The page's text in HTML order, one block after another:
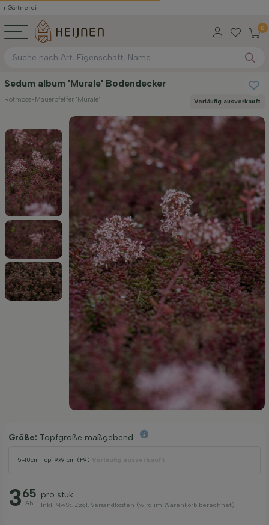
0
Sedum album 'Murale' Bodendecker
Rotmoos-Mauerpfeffer 'Murale' Vorläufig ausverkauft
Größe: Topfgröße maßgebend
5-10cm Topf 9x9 cm (P9)
365
Ab
pro stuk
Inkl. MwSt. Zzgl. Versandkosten (wird im Warenkorb berechnet)